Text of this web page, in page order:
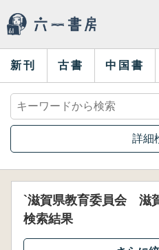
新刊 古書 中国書
詳細
`滋賀県教育委員会 滋
検索結果